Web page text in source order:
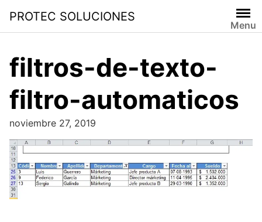
PROTEC SOLUCIONES
Menu
filtros-de-texto-
filtro-automaticos
noviembre 27, 2019